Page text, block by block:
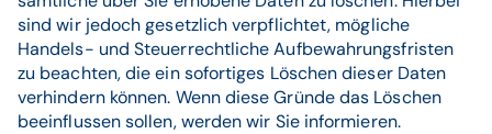
sind wir jedoch gesetzlich verpflichtet, mögliche
Handels- und Steuerrechtliche Aufbewahrungsfristen
zu beachten, die ein sofortiges Löschen dieser Daten
verhindern können. Wenn diese Gründe das Löschen
beeinflussen sollen, werden wir Sie informieren.